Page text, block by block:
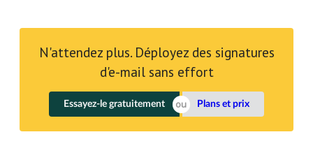
N'attendez plus. Déployez des signatures
d'e-mail sans effort
Essayez-le gratuitement Plans et prix